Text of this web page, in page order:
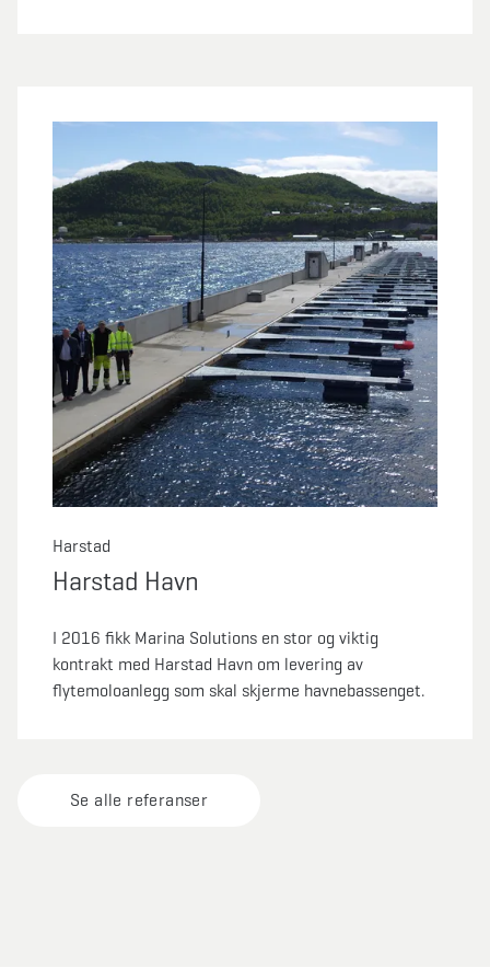
Harstad
Harstad Havn
I 2016 fikk Marina Solutions en stor og viktig
kontrakt med Harstad Havn om levering av
flytemoloanlegg som skal skjerme havnebassenget.
Se alle referanser